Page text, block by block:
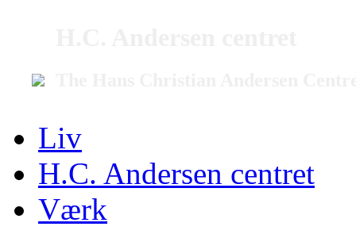
Liv
H.C. Andersen centret
Værk